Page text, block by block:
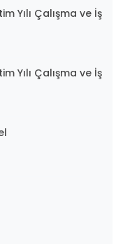
Yılı Çalışma ve İş
Yılı Çalışma ve İş